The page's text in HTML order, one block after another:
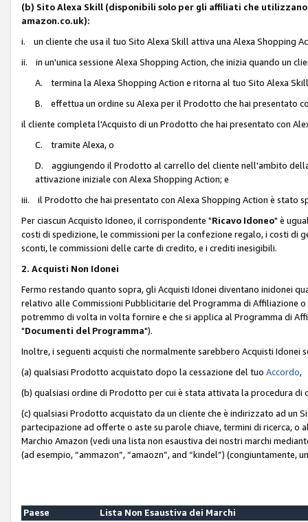
(b) Sito Alexa Skill (disponibili solo per gli affiliati che
amazon.co.uk):
i. un cliente che usa il tuo Sito Alexa Skill attiva una Alexa Shopping
ii. in un'unica sessione Alexa Shopping Action, che inizia quando un
A. termina la Alexa Shopping Action e ritorna al tuo Sito Alexa
B. effettua un ordine su Alexa per il Prodotto che hai presentato
il cliente completa l'Acquisto di un Prodotto che hai presentato con
C. tramite Alexa, o
D. aggiungendo il Prodotto al carrello del cliente nell'ambito
attivazione iniziale con Alexa Shopping Action; e
iii. il Prodotto che hai presentato con Alexa Shopping Action è stato
Per ciascun Acquisto Idoneo, il corrispondente "Ricavo Idoneo" è
costi di spedizione, le commissioni per la confezione regalo, i costi di
sconti, le commissioni delle carte di credito, e i crediti inesigibili.
2. Acquisti Non Idonei
Fermo restando quanto sopra, gli Acquisti Idonei diventano inidonei
relativo alle Commissioni Pubblicitarie del Programma di Affiliazione
potremmo di volta in volta fornire e che si applica al Programma di
"Documenti del Programma").
Inoltre, i seguenti acquisti che normalmente sarebbero Acquisti
(a) qualsiasi Prodotto acquistato dopo la cessazione del tuo Accordo,
(b) qualsiasi ordine di Prodotto per cui è stata attivata la procedura di
(c) qualsiasi Prodotto acquistato da un cliente che è indirizzato ad un
partecipazione ad offerte o aste su parole chiave, termini di ricerca,
Marchio Amazon (vedi una lista non esaustiva dei nostri marchi
(ad esempio, “ammazon”, “amaozn”, and “kindel”) (congiuntamente,
Paese
Lista Non Esaustiva dei Marchi